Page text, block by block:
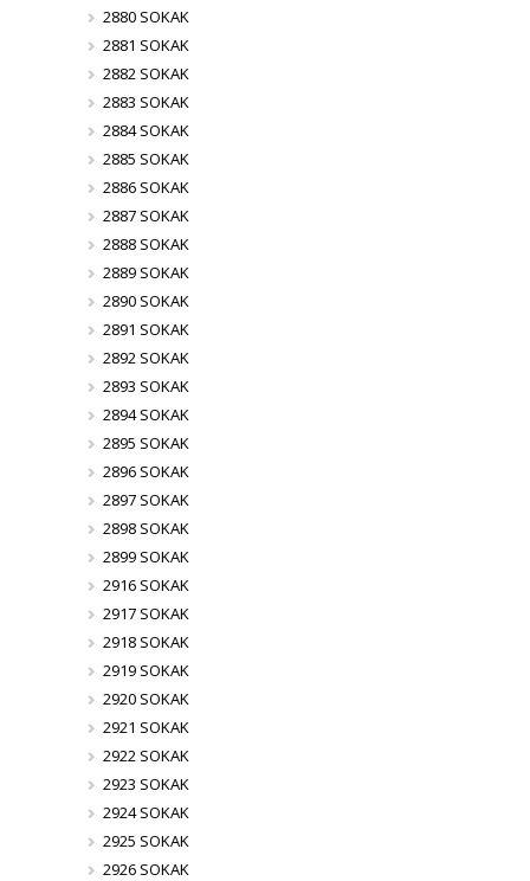
2880 SOKAK
2881 SOKAK
2882 SOKAK
2883 SOKAK
2884 SOKAK
2885 SOKAK
2886 SOKAK
2887 SOKAK
2888 SOKAK
2889 SOKAK
2890 SOKAK
2891 SOKAK
2892 SOKAK
2893 SOKAK
2894 SOKAK
2895 SOKAK
2896 SOKAK
2897 SOKAK
2898 SOKAK
2899 SOKAK
2916 SOKAK
2917 SOKAK
2918 SOKAK
2919 SOKAK
2920 SOKAK
2921 SOKAK
2922 SOKAK
2923 SOKAK
2924 SOKAK
2925 SOKAK
2926 SOKAK